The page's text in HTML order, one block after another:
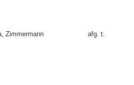
afg. t.